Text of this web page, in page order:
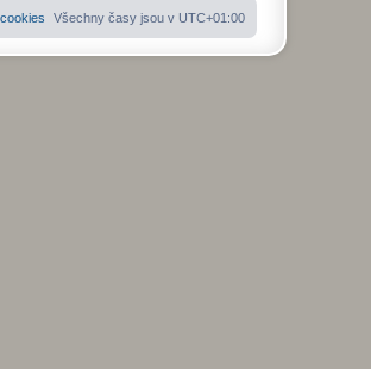
Všechny časy jsou v UTC+01:00